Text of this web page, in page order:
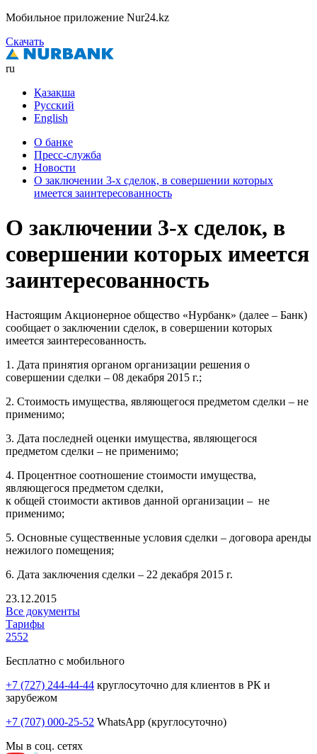
Мобильное приложение Nur24.kz
Скачать
ru
Қазақша
Русский
English
О банке
Пресс-служба
Новости
О заключении 3-х сделок, в совершении которых
имеется заинтересованность
О заключении 3-х сделок, в
совершении которых имеется
заинтересованность
Настоящим Акционерное общество «Нурбанк» (далее – Банк)
сообщает о заключении сделок, в совершении которых
имеется заинтересованность.
1. Дата принятия органом организации решения о
совершении сделки – 08 декабря 2015 г.;
2. Стоимость имущества, являющегося предметом сделки – не
применимо;
3. Дата последней оценки имущества, являющегося
предметом сделки – не применимо;
4. Процентное соотношение стоимости имущества,
являющегося предметом сделки,
к общей стоимости активов данной организации – не
применимо;
5. Основные существенные условия сделки – договора аренды
нежилого помещения;
6. Дата заключения сделки – 22 декабря 2015 г.
23.12.2015
Все документы
Тарифы
2552
Бесплатно с мобильного
+7 (727) 244-44-44 круглосуточно для клиентов в РК и
зарубежом
+7 (707) 000-25-52 WhatsApp (круглосуточно)
Мы в соц. сетях